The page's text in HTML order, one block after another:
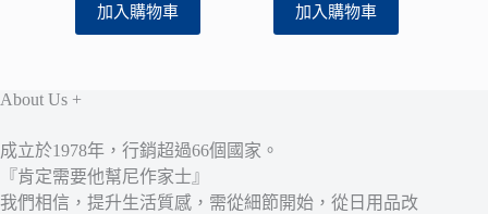
加入購物車 加入購物車
About Us +
成立於1978年，行銷超過66個國家。
『肯定需要他幫尼作家士』
我們相信，提升生活質感，需從細節開始，從日用品改